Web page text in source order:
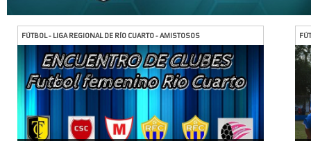
FÚTBOL - LIGA REGIONAL DE RÍO CUARTO - AMISTOSOS